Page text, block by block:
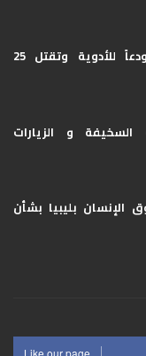
قوات الاحتلال تدمر مستودعاً للأدوية وتقتل 25
السخيفة و الزيارات
الإنسان بليبيا ​بشأن
Like our page